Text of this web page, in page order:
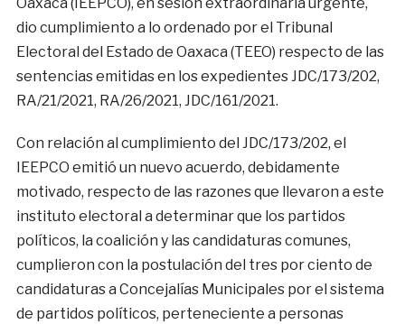
dio cumplimiento a lo ordenado por el Tribunal
Electoral del Estado de Oaxaca (TEEO) respecto de las
sentencias emitidas en los expedientes JDC/173/202,
RA/21/2021, RA/26/2021, JDC/161/2021.
Con relación al cumplimiento del JDC/173/202, el
IEEPCO emitió un nuevo acuerdo, debidamente
motivado, respecto de las razones que llevaron a este
instituto electoral a determinar que los partidos
políticos, la coalición y las candidaturas comunes,
cumplieron con la postulación del tres por ciento de
candidaturas a Concejalías Municipales por el sistema
de partidos políticos, perteneciente a personas